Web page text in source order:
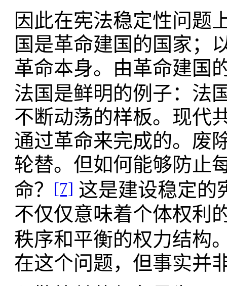
因此在宪法稳定性问题
国是革命建国的国家；
革命本身。由革命建国
法国是鲜明的例子：法
不断动荡的样板。现代
通过革命来完成的。废
轮替。但如何能够防止
命？
[7] 这是建设稳定的
不仅仅意味着个体权利
秩序和平衡的权力结构
在这个问题，但事实并